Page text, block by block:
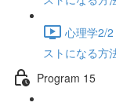
心理学2/
ストになる方
Program 15